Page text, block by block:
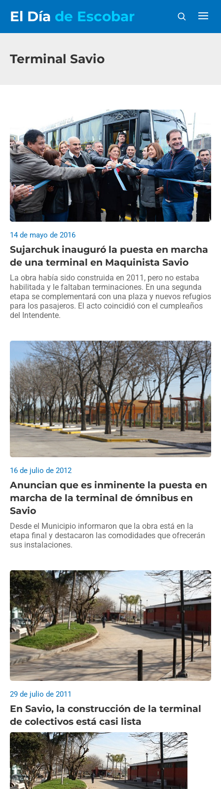
El Día de Escobar
Terminal Savio
Sujarchuk inauguró la puesta en marcha
de una terminal en Maquinista Savio
14 de mayo de 2016
La obra había sido construida en 2011, pero no estaba
habilitada y le faltaban terminaciones. En una segunda
etapa se complementará con una plaza y nuevos refugios
para los pasajeros. El acto coincidió con el cumpleaños
del Intendente.
Anuncian que es inminente la puesta en
marcha de la terminal de ómnibus en
Savio
16 de julio de 2012
Desde el Municipio informaron que la obra está en la
etapa final y destacaron las comodidades que ofrecerán
sus instalaciones.
En Savio, la construcción de la terminal
de colectivos está casi lista
29 de julio de 2011